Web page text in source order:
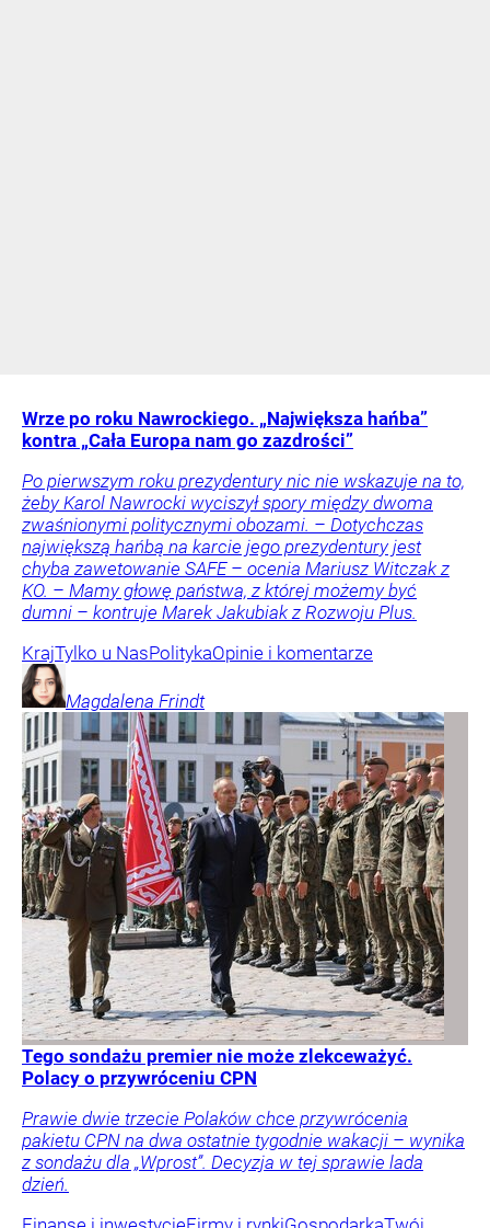
Wrze po roku Nawrockiego. „Największa hańba”
kontra „Cała Europa nam go zazdrości”
Po pierwszym roku prezydentury nic nie wskazuje na to,
żeby Karol Nawrocki wyciszył spory między dwoma
zwaśnionymi politycznymi obozami. – Dotychczas
największą hańbą na karcie jego prezydentury jest
chyba zawetowanie SAFE – ocenia Mariusz Witczak z
KO. – Mamy głowę państwa, z której możemy być
dumni – kontruje Marek Jakubiak z Rozwoju Plus.
KrajTylko u NasPolitykaOpinie i komentarze
Magdalena Frindt
Tego sondażu premier nie może zlekceważyć.
Polacy o przywróceniu CPN
Prawie dwie trzecie Polaków chce przywrócenia
pakietu CPN na dwa ostatnie tygodnie wakacji – wynika
z sondażu dla „Wprost”. Decyzja w tej sprawie lada
dzień.